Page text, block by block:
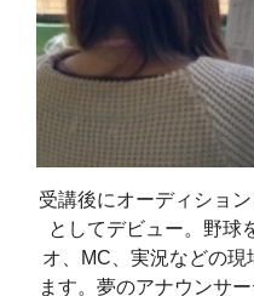
受講後にオーディショ
としてデビュー。野球
オ、MC、実況などの現
ます。夢のアナウンサ